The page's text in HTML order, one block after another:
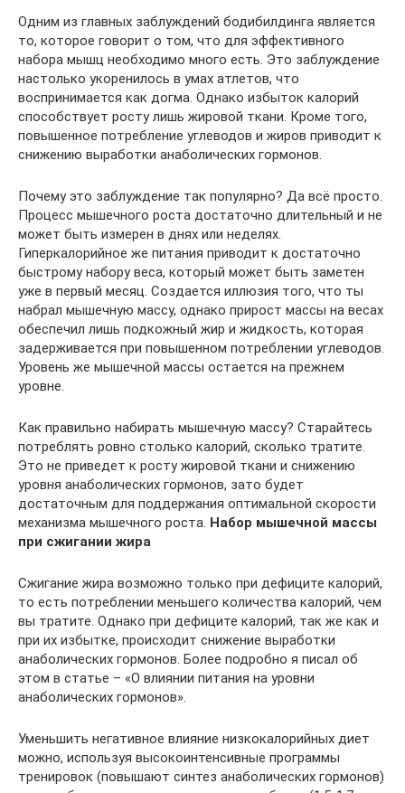
Одним из главных заблуждений бодибилдинга является
то, которое говорит о том, что для эффективного
набора мышц необходимо много есть. Это заблуждение
настолько укоренилось в умах атлетов, что
воспринимается как догма. Однако избыток калорий
способствует росту лишь жировой ткани. Кроме того,
повышенное потребление углеводов и жиров приводит к
снижению выработки анаболических гормонов.
Почему это заблуждение так популярно? Да всё просто.
Процесс мышечного роста достаточно длительный и не
может быть измерен в днях или неделях.
Гиперкалорийное же питания приводит к достаточно
быстрому набору веса, который может быть заметен
уже в первый месяц. Создается иллюзия того, что ты
набрал мышечную массу, однако прирост массы на весах
обеспечил лишь подкожный жир и жидкость, которая
задерживается при повышенном потреблении углеводов.
Уровень же мышечной массы остается на прежнем
уровне.
Как правильно набирать мышечную массу? Старайтесь
потреблять ровно столько калорий, сколько тратите.
Это не приведет к росту жировой ткани и снижению
уровня анаболических гормонов, зато будет
достаточным для поддержания оптимальной скорости
механизма мышечного роста. Набор мышечной массы
при сжигании жира
Сжигание жира возможно только при дефиците калорий,
то есть потреблении меньшего количества калорий, чем
вы тратите. Однако при дефиците калорий, так же как и
при их избытке, происходит снижение выработки
анаболических гормонов. Более подробно я писал об
этом в статье – «О влиянии питания на уровни
анаболических гормонов».
Уменьшить негативное влияние низкокалорийных диет
можно, используя высокоинтенсивные программы
тренировок (повышают синтез анаболических гормонов)